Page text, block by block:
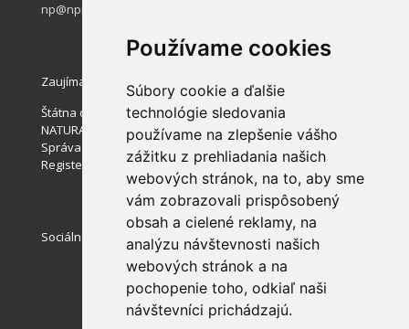
Používame cookies
Súbory cookie a ďalšie
technológie sledovania
používame na zlepšenie vášho
zážitku z prehliadania našich
webových stránok, na to, aby sme
vám zobrazovali prispôsobený
obsah a cielené reklamy, na
analýzu návštevnosti našich
webových stránok a na
pochopenie toho, odkiaľ naši
návštevníci prichádzajú.
np@npmuranskaplanina.sk
Zaujímavé stránky
Štátna ochrana prírody SR
NATURA 2000
Správa slovenských jaskýň
Register ponúkaného majetku štátu
Sociálne siete